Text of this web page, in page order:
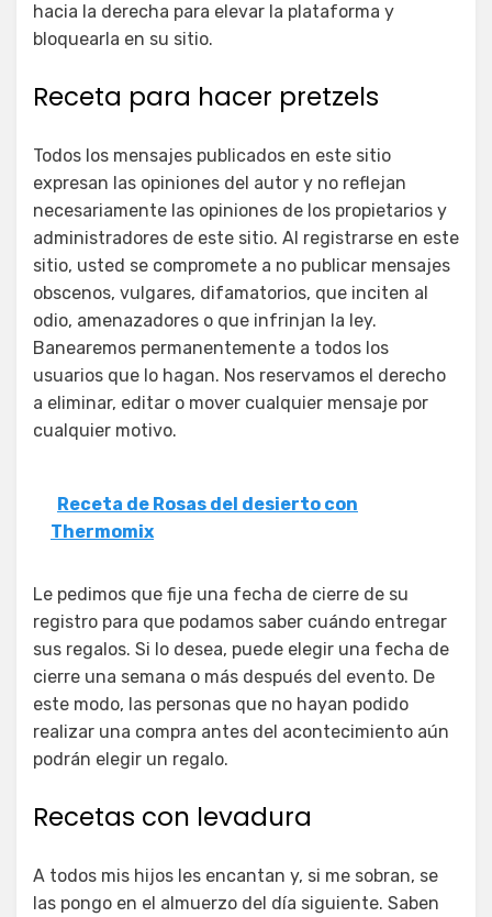
hacia la derecha para elevar la plataforma y
bloquearla en su sitio.
Receta para hacer pretzels
Todos los mensajes publicados en este sitio
expresan las opiniones del autor y no reflejan
necesariamente las opiniones de los propietarios y
administradores de este sitio. Al registrarse en este
sitio, usted se compromete a no publicar mensajes
obscenos, vulgares, difamatorios, que inciten al
odio, amenazadores o que infrinjan la ley.
Banearemos permanentemente a todos los
usuarios que lo hagan. Nos reservamos el derecho
a eliminar, editar o mover cualquier mensaje por
cualquier motivo.
Receta de Rosas del desierto con
Thermomix
Le pedimos que fije una fecha de cierre de su
registro para que podamos saber cuándo entregar
sus regalos. Si lo desea, puede elegir una fecha de
cierre una semana o más después del evento. De
este modo, las personas que no hayan podido
realizar una compra antes del acontecimiento aún
podrán elegir un regalo.
Recetas con levadura
A todos mis hijos les encantan y, si me sobran, se
las pongo en el almuerzo del día siguiente. Saben